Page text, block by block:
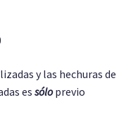
y las hechuras de
es sóloprevio